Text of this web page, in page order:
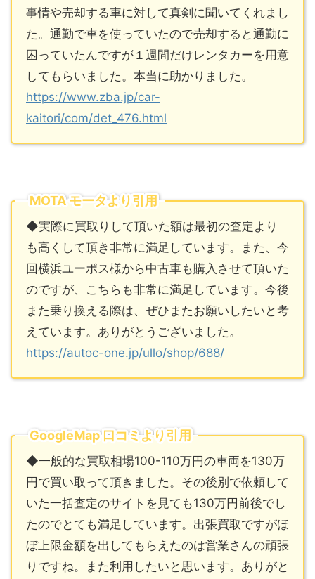
事情や売却する車に対して真剣に聞いてくれまし
た。通勤で車を使っていたので売却すると通勤に
困っていたんですが１週間だけレンタカーを用意
してもらいました。本当に助かりました。
https://www.zba.jp/car-
kaitori/com/det_476.html
MOTA モータより引用
◆実際に買取りして頂いた額は最初の査定より
も高くして頂き非常に満足しています。また、今
回横浜ユーポス様から中古車も購入させて頂いた
のですが、こちらも非常に満足しています。今後
また乗り換える際は、ぜひまたお願いしたいと考
えています。ありがとうございました。
https://autoc-one.jp/ullo/shop/688/
GoogleMap 口コミより引用
◆一般的な買取相場100-110万円の車両を130万
円で買い取って頂きました。その後別で依頼して
いた一括査定のサイトを見ても130万円前後でし
たのでとても満足しています。出張買取ですがほ
ぼ上限金額を出してもらえたのは営業さんの頑張
りですね。また利用したいと思います。ありがと